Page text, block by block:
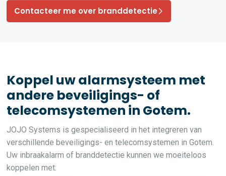
Contacteer me over branddetectie
Koppel uw alarmsysteem met
andere beveiligings- of
telecomsystemen in Gotem.
JOJO Systems is gespecialiseerd in het integreren van
verschillende beveiligings- en telecomsystemen in Gotem.
Uw inbraakalarm of branddetectie kunnen we moeiteloos
koppelen met: